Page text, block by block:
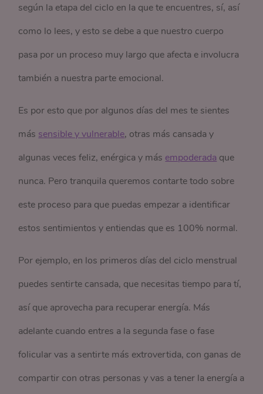
según la etapa del ciclo en la que te encuentres, sí, así
como lo lees, y esto se debe a que nuestro cuerpo
pasa por un proceso muy largo que afecta e involucra
también a nuestra parte emocional.
Es por esto que por algunos días del mes te sientes
más sensible y vulnerable, otras más cansada y
algunas veces feliz, enérgica y más empoderada que
nunca. Pero tranquila queremos contarte todo sobre
este proceso para que puedas empezar a identificar
estos sentimientos y entiendas que es 100% normal.
Por ejemplo, en los primeros días del ciclo menstrual
puedes sentirte cansada, que necesitas tiempo para tí,
así que aprovecha para recuperar energía. Más
adelante cuando entres a la segunda fase o fase
folicularvas a sentirte más extrovertida, con ganas de
compartir con otras personas y vas a tener la energía a